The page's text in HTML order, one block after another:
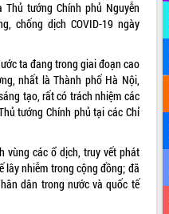
tướng Chính phủ Nguyễn
chống dịch COVID-19 ngày
ta đang trong giai đoạn cao
nhất là Thành phố Hà Nội,
tạo, rất có trách nhiệm các
tướng Chính phủ tại các Chỉ
vùng các ổ dịch, truy vết phát
lây nhiễm trong cộng đồng; đã
dân trong nước và quốc tế